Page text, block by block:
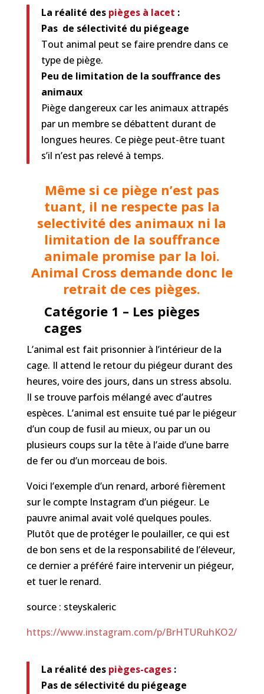
La réalité des pièges à lacet :
Pas de sélectivité du piégeage
Tout animal peut se faire prendre dans ce
type de piège.
Peu de limitation de la souffrance des
animaux
Piège dangereux car les animaux attrapés
par un membre se débattent durant de
longues heures. Ce piège peut-être tuant
s’il n’est pas relevé à temps.
Même si ce piège n’est pas
tuant, il ne respecte pas la
selectivité des animaux ni la
limitation de la souffrance
animale promise par la loi.
Animal Cross demande donc le
retrait de ces pièges.
Catégorie 1 – Les pièges
cages
L’animal est fait prisonnier à l’intérieur de la
cage. Il attend le retour du piégeur durant des
heures, voire des jours, dans un stress absolu.
Il se trouve parfois mélangé avec d’autres
espèces. L’animal est ensuite tué par le piégeur
d’un coup de fusil au mieux, ou par un ou
plusieurs coups sur la tête à l’aide d’une barre
de fer ou d’un morceau de bois.
Voici l’exemple d’un renard, arboré fièrement
sur le compte Instagram d’un piégeur. Le
pauvre animal avait volé quelques poules.
Plutôt que de protéger le poulailler, ce qui est
de bon sens et de la responsabilité de l’éleveur,
ce dernier a préféré faire intervenir un piégeur,
et tuer le renard.
source : steyskaleric
https://www.instagram.com/p/BrHTURuhKO2/
La réalité des pièges-cages:
Pas de sélectivité du piégeage